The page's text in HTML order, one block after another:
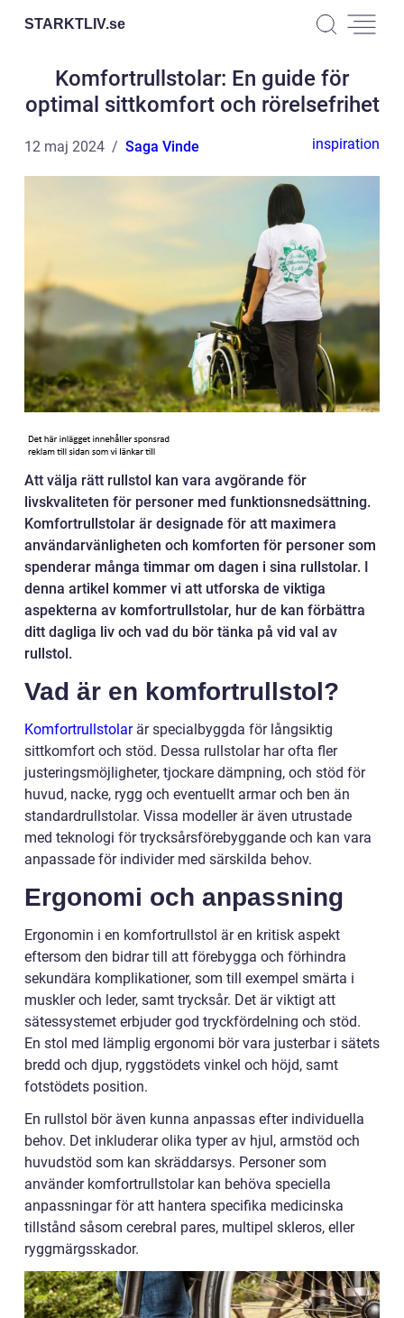
STARKTLIV.se
Komfortrullstolar: En guide för
optimal sittkomfort och rörelsefrihet
12 maj 2024 Saga Vinde inspiration
Att välja rätt rullstol kan vara avgörande för
livskvaliteten för personer med funktionsnedsättning.
Komfortrullstolar är designade för att maximera
användarvänligheten och komforten för personer som
spenderar många timmar om dagen i sina rullstolar. I
denna artikel kommer vi att utforska de viktiga
aspekterna av komfortrullstolar, hur de kan förbättra
ditt dagliga liv och vad du bör tänka på vid val av
rullstol.
Vad är en komfortrullstol?
Komfortrullstolarär specialbyggda för långsiktig
sittkomfort och stöd. Dessa rullstolar har ofta fler
justeringsmöjligheter, tjockare dämpning, och stöd för
huvud, nacke, rygg och eventuellt armar och ben än
standardrullstolar. Vissa modeller är även utrustade
med teknologi för trycksårsförebyggande och kan vara
anpassade för individer med särskilda behov.
Ergonomi och anpassning
Ergonomin i en komfortrullstol är en kritisk aspekt
eftersom den bidrar till att förebygga och förhindra
sekundära komplikationer, som till exempel smärta i
muskler och leder, samt trycksår. Det är viktigt att
sätessystemet erbjuder god tryckfördelning och stöd.
En stol med lämplig ergonomi bör vara justerbar i sätets
bredd och djup, ryggstödets vinkel och höjd, samt
fotstödets position.
En rullstol bör även kunna anpassas efter individuella
behov. Det inkluderar olika typer av hjul, armstöd och
huvudstöd som kan skräddarsys. Personer som
använder komfortrullstolar kan behöva speciella
anpassningar för att hantera specifika medicinska
tillstånd såsom cerebral pares, multipel skleros, eller
ryggmärgsskador.